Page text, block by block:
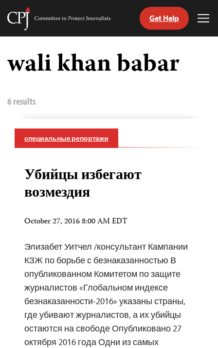
Skip
content
Committee
Journalists
Get Help
wali khan babar
6 results
специальные репортажи
Убийцы избегают
возмездия
October 27, 2016 8:00 AM EDT
Элизабет Уитчел /консультант Кампании
КЗЖ по борьбе с безнаказанностью В
опубликованном Комитетом по защите
журналистов «Глобальном индексе
безнаказанности-2016» указаны страны,
где убивают журналистов, а их убийцы
остаются на свободе Опубликовано 27
октября 2016 года Одни из самых